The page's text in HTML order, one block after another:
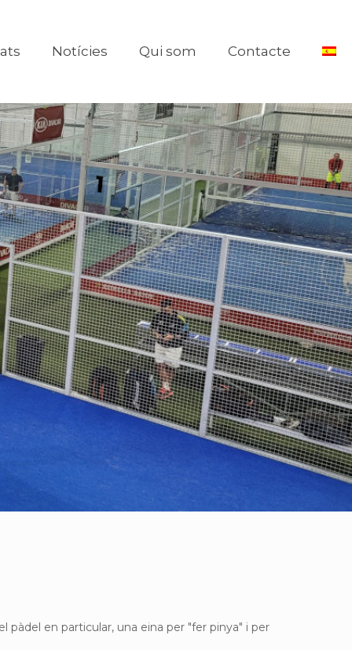
Notícies Qui som Contacte
en particular, una eina per "fer pinya" i per